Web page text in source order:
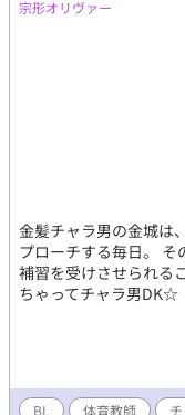
宗形オリヴァー
金髪チャラ男の金城は
プローチする毎日。
補習を受けさせられ
ちゃってチャラ男DK☆
BL 体育教師